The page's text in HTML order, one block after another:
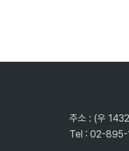
주소 : (우
Tel : 02-895-